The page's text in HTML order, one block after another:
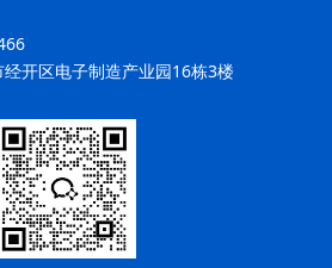
开区电子制造产业园16栋3楼